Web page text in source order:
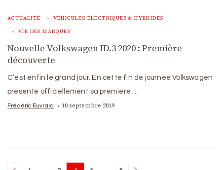
ACTUALITÉ VÉHICULES ÉLECTRIQUES & HYBRIDES
VIE DES MARQUES
Nouvelle Volkswagen ID.3 2020 : Première
découverte
C’est enfin le grand jour. En cette fin de journée Volkswagen
présente officiellement sa première …
Frédéric Euvrard 10 septembre 2019